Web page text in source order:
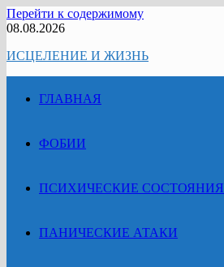
Перейти к содержимому
08.08.2026
ИСЦЕЛЕНИЕ И ЖИЗНЬ
ГЛАВНАЯ
ФОБИИ
ПСИХИЧЕСКИЕ СОСТОЯНИЯ
ПАНИЧЕСКИЕ АТАКИ